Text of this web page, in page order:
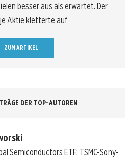
besser aus als erwartet. Der
Aktie kletterte auf
ZUM ARTIKEL
DER TOP-AUTOREN
Semiconductors ETF: TSMC-Sony-